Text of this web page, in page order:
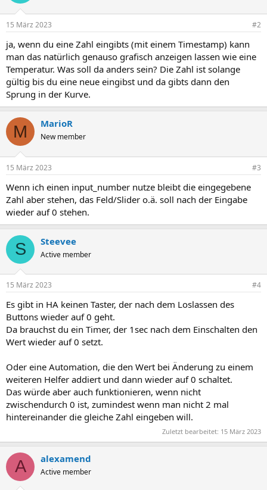
15 März 2023 #2
ja, wenn du eine Zahl eingibts (mit einem Timestamp) kann
man das natürlich genauso grafisch anzeigen lassen wie eine
Temperatur. Was soll da anders sein? Die Zahl ist solange
gültig bis du eine neue eingibst und da gibts dann den
Sprung in der Kurve.
M MarioR
New member
15 März 2023 #3
Wenn ich einen input_number nutze bleibt die eingegebene
Zahl aber stehen, das Feld/Slider o.ä. soll nach der Eingabe
wieder auf 0 stehen.
S Steevee
Active member
15 März 2023 #4
Es gibt in HA keinen Taster, der nach dem Loslassen des
Buttons wieder auf 0 geht.
Da brauchst du ein Timer, der 1sec nach dem Einschalten den
Wert wieder auf 0 setzt.
Oder eine Automation, die den Wert bei Änderung zu einem
weiteren Helfer addiert und dann wieder auf 0 schaltet.
Das würde aber auch funktionieren, wenn nicht
zwischendurch 0 ist, zumindest wenn man nicht 2 mal
hintereinander die gleiche Zahl eingeben will.
Zuletzt bearbeitet: 15 März 2023
A alexamend
Active member